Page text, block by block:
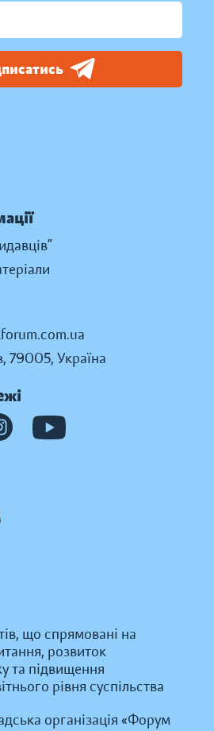
79005, Україна
що спрямовані на
розвиток
та підвищення
рівня суспільства
організація «Форум